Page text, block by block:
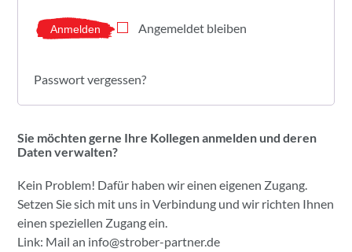
Anmelden Angemeldet bleiben
Passwort vergessen?
Sie möchten gerne Ihre Kollegen anmelden und deren
Daten verwalten?
Kein Problem! Dafür haben wir einen eigenen Zugang.
Setzen Sie sich mit uns in Verbindung und wir richten Ihnen
einen speziellen Zugang ein.
Link: Mail an info@strober-partner.de